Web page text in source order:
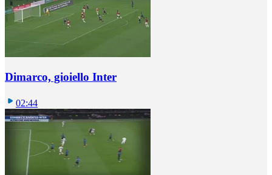
Dimarco, gioiello Inter
02:44